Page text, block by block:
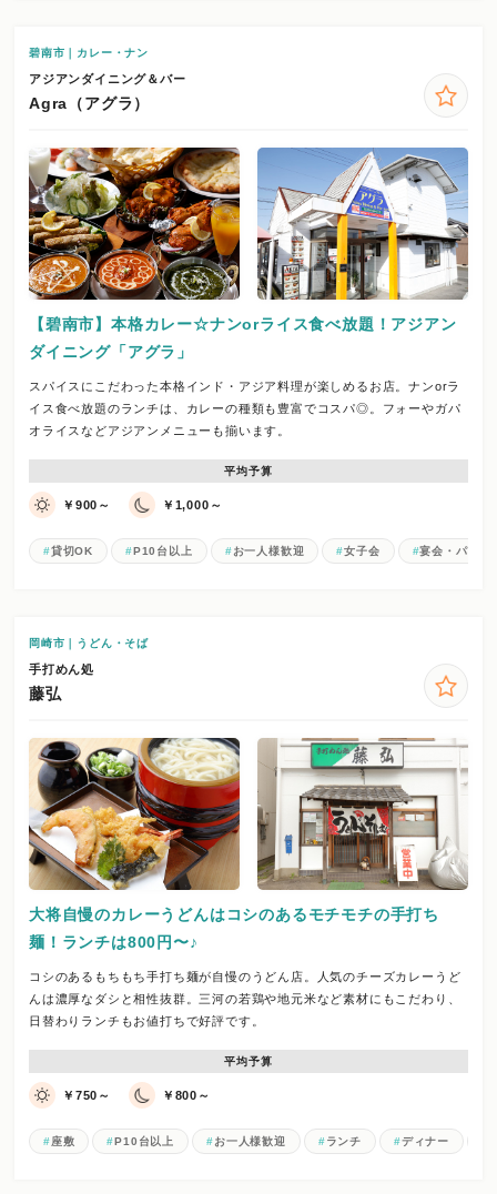
碧南市｜カレー・ナン
アジアンダイニング＆バー
Agra（アグラ）
【碧南市】本格カレー☆ナンorライス食べ放題！アジアン
ダイニング「アグラ」
スパイスにこだわった本格インド・アジア料理が楽しめるお店。ナンorラ
イス食べ放題のランチは、カレーの種類も豊富でコスパ◎。フォーやガパ
オライスなどアジアンメニューも揃います。
平均予算
￥900～ ￥1,000～
貸切OK P10台以上 お一人様歓迎 女子会 宴会・パーテ
岡崎市｜うどん・そば
手打めん処
藤弘
大将自慢のカレーうどんはコシのあるモチモチの手打ち
麺！ランチは800円〜♪
コシのあるもちもち手打ち麺が自慢のうどん店。人気のチーズカレーうど
んは濃厚なダシと相性抜群。三河の若鶏や地元米など素材にもこだわり、
日替わりランチもお値打ちで好評です。
平均予算
￥750～ ￥800～
座敷 P10台以上 お一人様歓迎 ランチ ディナー